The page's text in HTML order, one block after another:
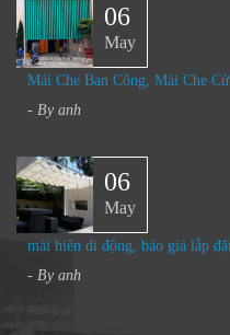
06
May
Mái Che Ban Công, Mái Che
- By anh
06
May
mái hiên di động, báo giá lắp
- By anh